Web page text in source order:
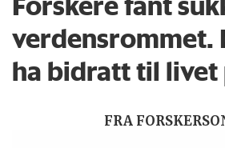
verdensrommet.
ha bidratt til livet
FRA